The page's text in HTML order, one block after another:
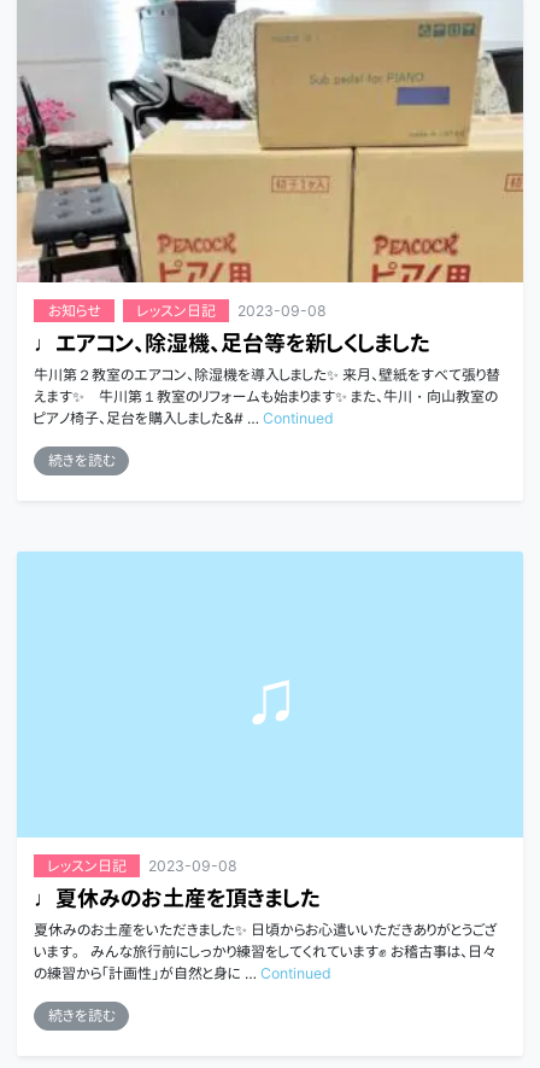
お知らせ レッスン日記 2023-09-08
♩エアコン、除湿機、足台等を新しくしました
牛川第２教室のエアコン、除湿機を導入しました✨ 来月、壁紙をすべて張り替
えます✨ 牛川第１教室のリフォームも始まります✨ また、牛川・向山教室の
ピアノ椅子、足台を購入しました&# … Continued
続きを読む
レッスン日記 2023-09-08
♩夏休みのお土産を頂きました
夏休みのお土産をいただきました✨ 日頃からお心遣いいただきありがとうござ
います。 みんな旅行前にしっかり練習をしてくれています✊ お稽古事は、日々
の練習から「計画性」が自然と身に … Continued
続きを読む